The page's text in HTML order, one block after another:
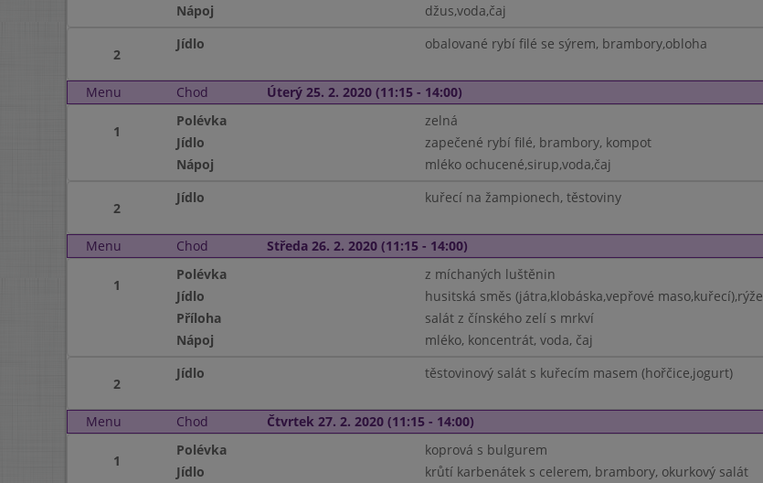
Nápoj
džus,voda,čaj
2
Jídlo obalované rybí filé se sýrem, brambory,obloha
Menu Chod Úterý 25. 2. 2020 (11:15 - 14:00)
1
Polévka zelná
Jídlo
zapečené rybí filé, brambory, kompot
Nápoj
mléko ochucené,sirup,voda,čaj
2
Jídlo kuřecí na žampionech, těstoviny
Menu Chod Středa 26. 2. 2020 (11:15 - 14:00)
1
Polévka z míchaných luštěnin
Jídlo
husitská směs (játra,klobáska,vepřové maso,kuřecí),rýže
Příloha
salát z čínského zelí s mrkví
Nápoj
mléko, koncentrát, voda, čaj
2
Jídlo těstovinový salát s kuřecím masem (hořčice,jogurt)
Menu Chod Čtvrtek 27. 2. 2020 (11:15 - 14:00)
1
Polévka koprová s bulgurem
Jídlo
krůtí karbenátek s celerem, brambory, okurkový salát